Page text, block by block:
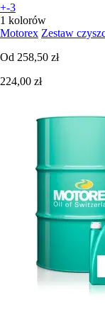
+-3
1 kolorów
Motorex Zestaw
Od 258,50 zł
224,00 zł